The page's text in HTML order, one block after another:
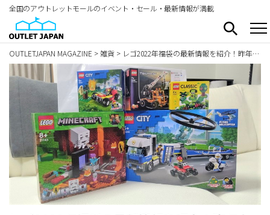
全国のアウトレットモールのイベント・セール・最新情報が満載
OUTLETJAPAN MAGAZINE >雑貨 > レゴ2022年福袋の最新情報を紹介！昨年木更津のアウトレットで先行入手した福袋は6,236円もお得に